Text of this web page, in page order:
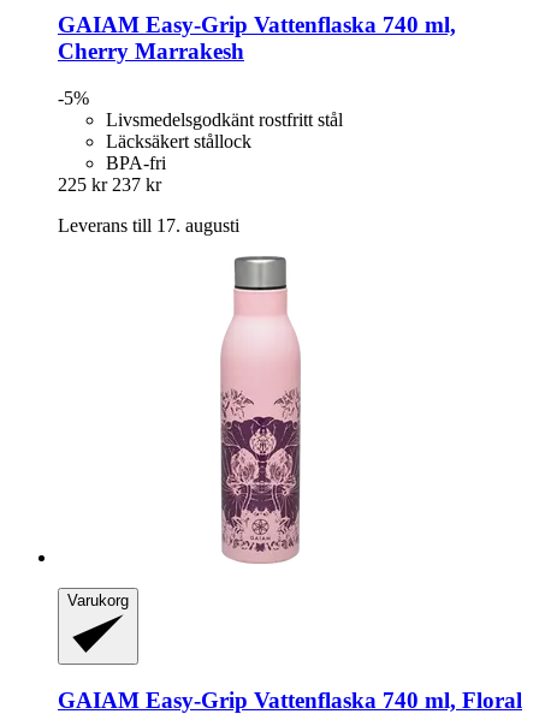
GAIAM Easy-​Grip Vattenflaska 740 ml,
Cherry Marrakesh
-5%
Livsmedelsgodkänt rostfritt stål
Läcksäkert stållock
BPA-fri
225 kr 237 kr
Leverans till 17. augusti
Varukorg
GAIAM Easy-​Grip Vattenflaska 740 ml, Floral